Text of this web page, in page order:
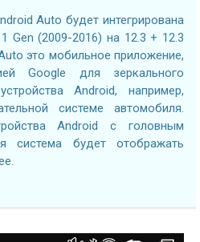
Auto будет интегрирована
Gen (2009-2016) на 12.3 + 12.3
это мобильное приложение,
Google для зеркального
Android, например,
системе автомобиля.
Android с головным
система будет отображать